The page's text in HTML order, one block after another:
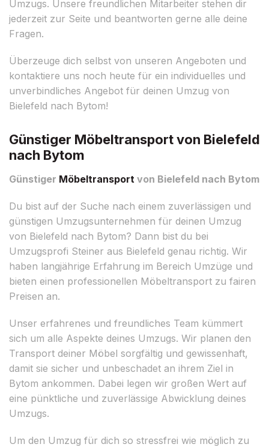
Umzugs. Unsere freundlichen Mitarbeiter stehen dir
jederzeit zur Seite und beantworten gerne alle deine
Fragen.
Überzeuge dich selbst von unseren Angeboten und
kontaktiere uns noch heute für ein individuelles und
unverbindliches Angebot für deinen Umzug von
Bielefeld nach Bytom!
Günstiger Möbeltransport von Bielefeld
nach Bytom
Günstiger Möbeltransport von Bielefeld nach Bytom
Du bist auf der Suche nach einem zuverlässigen und
günstigen Umzugsunternehmen für deinen Umzug
von Bielefeld nach Bytom? Dann bist du bei
Umzugsprofi Steiner aus Bielefeld genau richtig. Wir
haben langjährige Erfahrung im Bereich Umzüge und
bieten einen professionellen Möbeltransport zu fairen
Preisen an.
Unser erfahrenes und freundliches Team kümmert
sich um alle Aspekte deines Umzugs. Wir planen den
Transport deiner Möbel sorgfältig und gewissenhaft,
damit sie sicher und unbeschadet an ihrem Ziel in
Bytom ankommen. Dabei legen wir großen Wert auf
eine pünktliche und zuverlässige Abwicklung deines
Umzugs.
Um den Umzug für dich so stressfrei wie möglich zu